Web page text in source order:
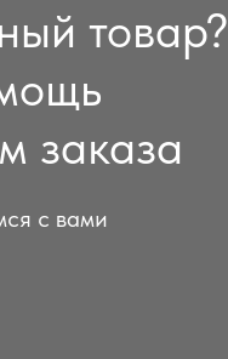
товар?
заказа
с вами